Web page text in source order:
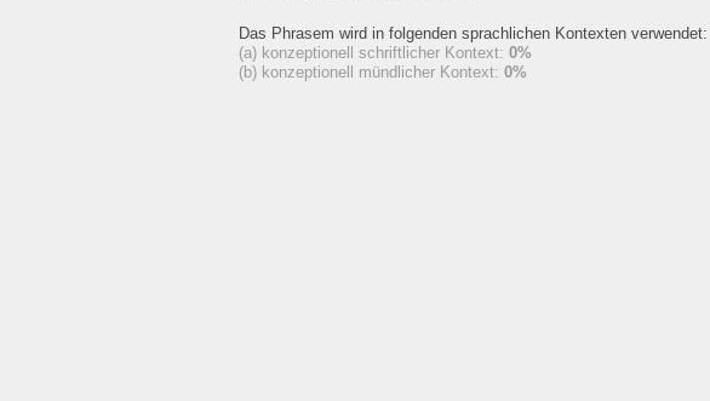
Das Phrasem wird in folgenden sprachlichen Kontexten verwendet:
(a) konzeptionell schriftlicher Kontext: 0%
(b) konzeptionell mündlicher Kontext: 0%